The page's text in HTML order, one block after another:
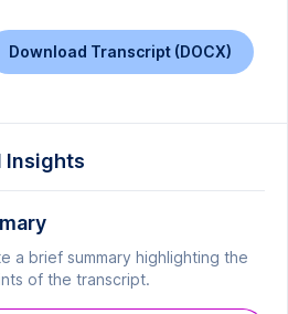
Download Transcript (DOCX)
Insights
a brief summary highlighting the
of the transcript.